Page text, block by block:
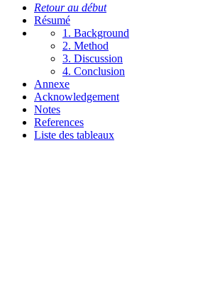
Retour au début
Résumé
1. Background
2. Method
3. Discussion
4. Conclusion
Annexe
Acknowledgement
Notes
References
Liste des tableaux